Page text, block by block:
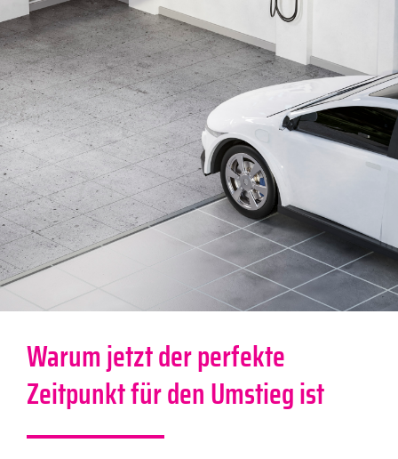
Warum jetzt der perfekte
Zeitpunkt für den Umstieg ist